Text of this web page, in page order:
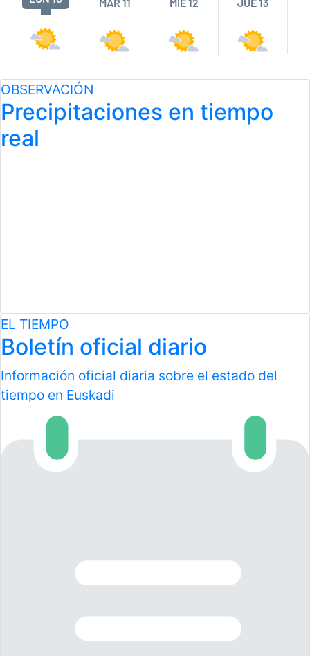
OBSERVACIÓN
Precipitaciones en tiempo
real
EL TIEMPO
Boletín oficial diario
Información oficial diaria sobre el estado del
tiempo en Euskadi